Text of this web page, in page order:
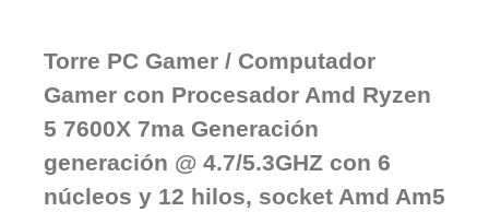
Torre PC Gamer / Computador
Gamer con Procesador Amd Ryzen
5 7600X 7ma Generación
generación @ 4.7/5.3GHZ con 6
núcleos y 12 hilos, socket Amd Am5